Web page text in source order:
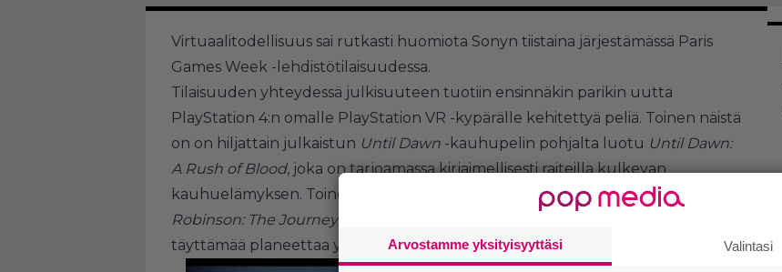
Virtuaalitodellisuus sai rutkasti huomiota Sonyn tiistaina järjestämässä Paris
Games Week -lehdistötilaisuudessa.
Tilaisuuden yhteydessä julkisuuteen tuotiin ensinnäkin parikin uutta
PlayStation 4:n omalle PlayStation VR -kypärälle kehitettyä peliä. Toinen näistä
on on hiljattain julkaistun Until Dawn -kauhupelin pohjalta luotu Until Dawn:
A Rush of Blood, joka on tarjoamassa kirjaimellisesti raiteilla kulkevan
kauhuelämyksen. Toinen tuotoksista oli vuorostaanCrysis -kehittäjä Crytekin
Robinson: The Journey, jossa pelaajat pääsevät tutkimaan dinosaurusten
täyttämää planeettaa yhdessä tätä seuraavan robottikumppanin kanssa.
Arvostamme yksityisyyttäsi Valintasi